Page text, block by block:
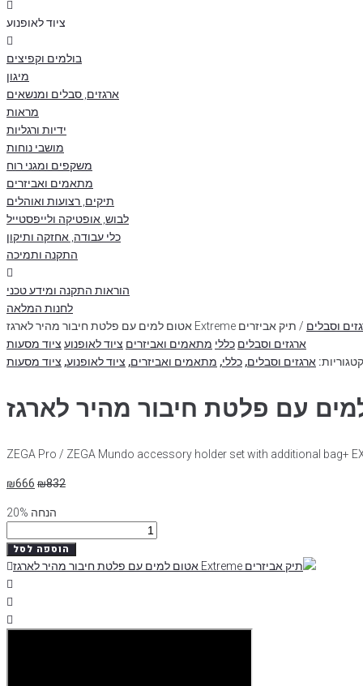
ציוד לאופנוע
בולמים וקפיצים
מיגון
ארגזים, סבלים ומנשאים
מראות
ידיות ורגליות
מושבי נוחות
משקפים ומגני רוח
מתאמים ואביזרים
תיקים, רצועות ואוהלים
לבוש, אופטיקה ולייפסטייל
כלי עבודה, אחזקה ותיקון
התקנה ותמיכה
הוראות התקנה ומידע טכני
לחנות המלאה
וסבלים / תיק אביזרים Extreme אטום למים עם פלטת חיבור מהיר לארגז
ארגזים וסבלים כללי מתאמים ואביזרים ציוד לאופנוע ציוד מסעות
קטגוריות: ארגזים וסבלים, כללי, מתאמים ואביזרים, ציוד לאופנוע, ציוד מסעות
ZEGA Pro / ZEGA Mundo accessory holder set with additional bag+
₪832
₪666
הנחה 20%
כמות
תיק
הוספה לסל